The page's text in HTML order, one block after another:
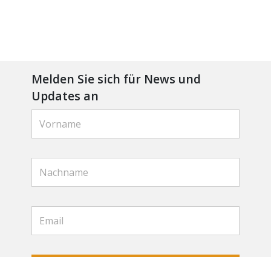
Melden Sie sich für News und
Updates an